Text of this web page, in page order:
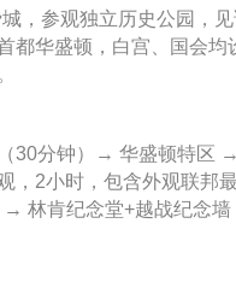
，参观独立历史公园，
都华盛顿，白宫、国会均
30分钟）→ 华盛顿特区
，2小时，包含外观联邦
林肯纪念堂+越战纪念